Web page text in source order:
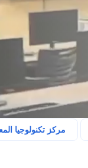
مركز تكنولوجيا